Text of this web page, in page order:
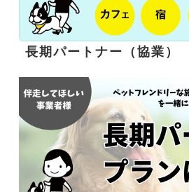
長期パートナー（協業）